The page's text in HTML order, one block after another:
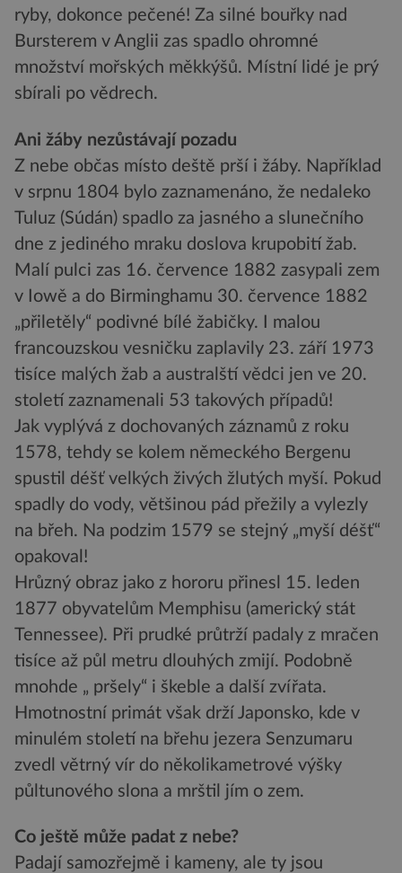
ryby, dokonce pečené! Za silné bouřky nad
Bursterem v Anglii zas spadlo ohromné
množství mořských měkkýšů. Místní lidé je prý
sbírali po vědrech.
Ani žáby nezůstávají pozadu
Z nebe občas místo deště prší i žáby. Například
v srpnu 1804 bylo zaznamenáno, že nedaleko
Tuluz (Súdán) spadlo za jasného a slunečního
dne z jediného mraku doslova krupobití žab.
Malí pulci zas 16. července 1882 zasypali zem
v Iowě a do Birminghamu 30. července 1882
„přiletěly“ podivné bílé žabičky. I malou
francouzskou vesničku zaplavily 23. září 1973
tisíce malých žab a australští vědci jen ve 20.
století zaznamenali 53 takových případů!
Jak vyplývá z dochovaných záznamů z roku
1578, tehdy se kolem německého Bergenu
spustil déšť velkých živých žlutých myší. Pokud
spadly do vody, většinou pád přežily a vylezly
na břeh. Na podzim 1579 se stejný „myší déšť“
opakoval!
Hrůzný obraz jako z hororu přinesl 15. leden
1877 obyvatelům Memphisu (americký stát
Tennessee). Při prudké průtrží padaly z mračen
tisíce až půl metru dlouhých zmijí. Podobně
mnohde „ pršely“ i škeble a další zvířata.
Hmotnostní primát však drží Japonsko, kde v
minulém století na břehu jezera Senzumaru
zvedl větrný vír do několikametrové výšky
půltunového slona a mrštil jím o zem.
Co ještě může padat z nebe?
Padají samozřejmě i kameny, ale ty jsou